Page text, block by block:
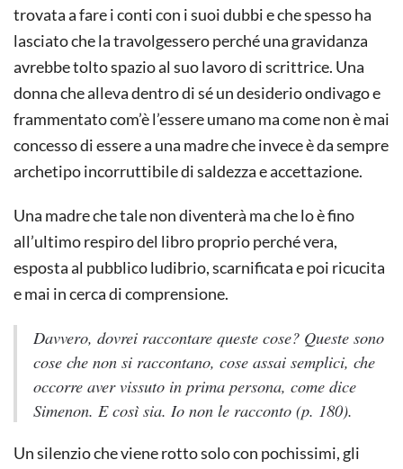
trovata a fare i conti con i suoi dubbi e che spesso ha
lasciato che la travolgessero perché una gravidanza
avrebbe tolto spazio al suo lavoro di scrittrice. Una
donna che alleva dentro di sé un desiderio ondivago e
frammentato com’è l’essere umano ma come non è mai
concesso di essere a una madre che invece è da sempre
archetipo incorruttibile di saldezza e accettazione.
Una madre che tale non diventerà ma che lo è fino
all’ultimo respiro del libro proprio perché vera,
esposta al pubblico ludibrio, scarnificata e poi ricucita
e mai in cerca di comprensione.
Davvero, dovrei raccontare queste cose? Queste sono
cose che non si raccontano, cose assai semplici, che
occorre aver vissuto in prima persona, come dice
Simenon. E così sia. Io non le racconto (p. 180).
Un silenzio che viene rotto solo con pochissimi, gli